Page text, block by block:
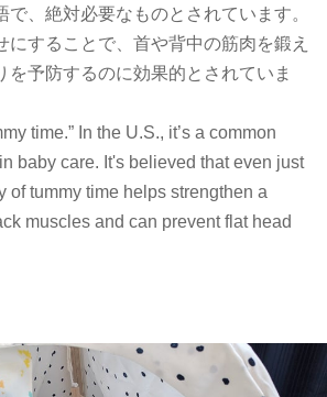
で、絶対必要なものとされています。
にすることで、首や背中の筋肉を鍛え
を予防するのに効果的とされていま
time.” In the U.S., it’s a common
baby care. It's believed that even just
of tummy time helps strengthen a
muscles and can prevent flat head